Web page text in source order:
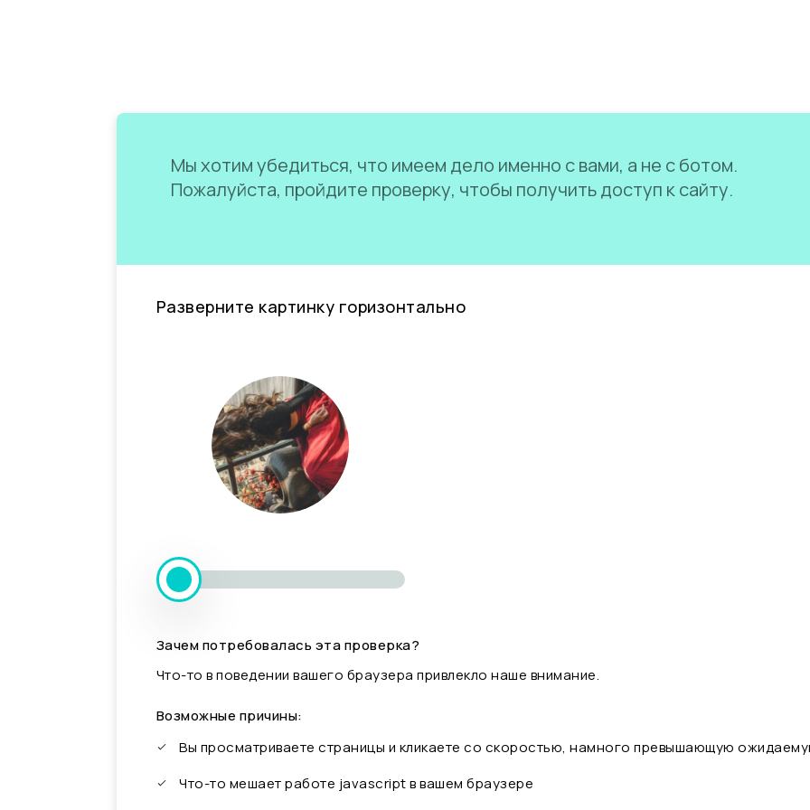
Мы хотим убедиться, что имеем дело именно с вами, а не с ботом.
Пожалуйста, пройдите проверку, чтобы получить доступ к сайту.
Разверните картинку горизонтально
Зачем потребовалась эта проверка?
Что-то в поведении вашего браузера привлекло наше внимание.
Возможные причины:
Вы просматриваете страницы и кликаете со скоростью, намного превышающую
Что-то мешает работе javascript в вашем браузере